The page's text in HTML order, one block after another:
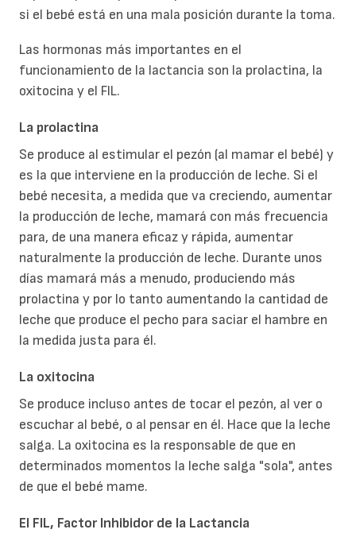
si el bebé está en una mala posición durante la toma.
Las hormonas más importantes en el
funcionamiento de la lactancia son la prolactina, la
oxitocina y el FIL.
La prolactina
Se produce al estimular el pezón (al mamar el bebé) y
es la que interviene en la producción de leche. Si el
bebé necesita, a medida que va creciendo, aumentar
la producción de leche, mamará con más frecuencia
para, de una manera eficaz y rápida, aumentar
naturalmente la producción de leche. Durante unos
días mamará más a menudo, produciendo más
prolactina y por lo tanto aumentando la cantidad de
leche que produce el pecho para saciar el hambre en
la medida justa para él.
La oxitocina
Se produce incluso antes de tocar el pezón, al ver o
escuchar al bebé, o al pensar en él. Hace que la leche
salga. La oxitocina es la responsable de que en
determinados momentos la leche salga "sola", antes
de que el bebé mame.
El FIL, Factor Inhibidor de la Lactancia